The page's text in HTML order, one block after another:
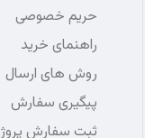
حریم خصوصی
راهنمای خرید
روش های ارسال
پیگیری سفارش
ثبت سفارش